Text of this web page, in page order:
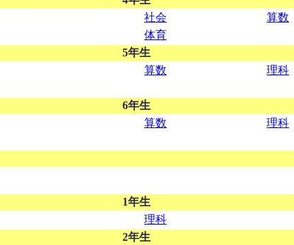
社会 算数
体育
5年生
算数 理科
6年生
算数 理科
1年生
理科
2年生